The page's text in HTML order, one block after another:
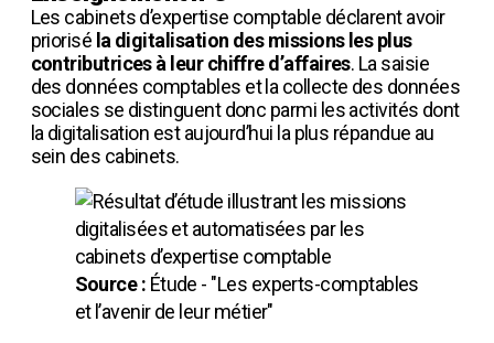
Les cabinets d’expertise comptable déclarent avoir
priorisé la digitalisation des missions les plus
contributrices à leur chiffre d’affaires. La saisie
des données comptables et la collecte des données
sociales se distinguent donc parmi les activités dont
la digitalisation est aujourd’hui la plus répandue au
sein des cabinets.
Source : Étude - "Les experts-comptables
et l’avenir de leur métier"